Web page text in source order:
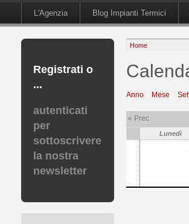
L'Agenzia Blog Impianti Termici
Registrati o
...
autenticati
per
sottoscrivere
la nostra
newsletter
Home
Anno Mese
« Prec
Lunedì